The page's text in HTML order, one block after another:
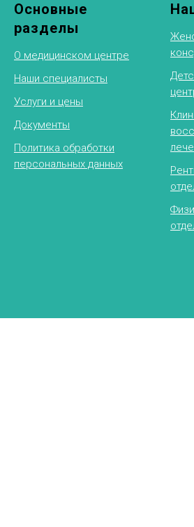
Основные
разделы
О медицинском центре
Наши специалисты
Услуги и цены
Документы
Политика обработки
персональных данных